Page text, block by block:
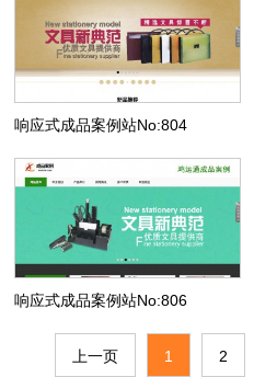
响应式成品案例站No:804
响应式成品案例站No:806
上一页 1 2